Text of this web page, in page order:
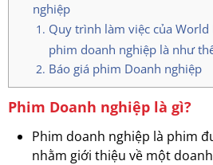
nghiệp
Quy trình làm việc của
phim doanh nghiệp là như
Báo giá phim Doanh nghiệp
Phim Doanh nghiệp là gì?
Phim doanh nghiệp là phim
nhằm giới thiệu về một